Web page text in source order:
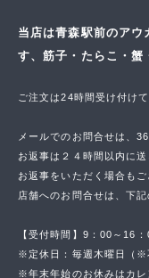
当店は青森駅前のアウ
す、筋子・たらこ・蟹
ご注文は24時間受け付けて
メールでのお問合せは、
お返事は２４時間以内に
お返事をいただく場合も
店舗へのお問合せは、下
【受付時間】9：00～16：
※定休日：毎週木曜日（※
※年末年始のお休みはカレ